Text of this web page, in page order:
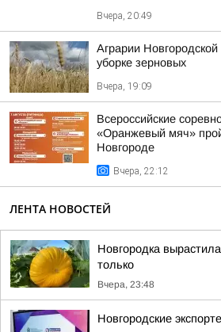
Вчера, 20:49
Аграрии
уборке зерновых
Вчера, 19:09
Всероссийские
«Оранжевый мяч»
Новгороде
Вчера, 22:12
ЛЕНТА НОВОСТЕЙ
Новгородка
только
Вчера, 23:48
Новгородские